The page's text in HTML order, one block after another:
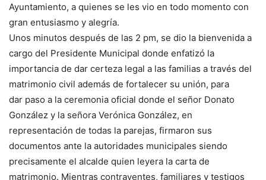
Ayuntamiento, a quienes se les vio en todo momento con
gran entusiasmo y alegría.
Unos minutos después de las 2 pm, se dio la bienvenida a
cargo del Presidente Municipal donde enfatizó la
importancia de dar certeza legal a las familias a través del
matrimonio civil además de fortalecer su unión, para
dar paso a la ceremonia oficial donde el señor Donato
González y la señora Verónica González, en
representación de todas la parejas, firmaron sus
documentos ante la autoridades municipales siendo
precisamente el alcalde quien leyera la carta de
matrimonio. Mientras contrayentes, familiares y testigos